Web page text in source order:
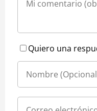
Quiero una